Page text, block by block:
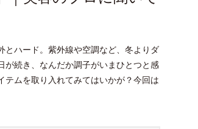
とハード。紫外線や空調など、冬よりダ
が続き、なんだか調子がいまひとつと感
テムを取り入れてみてはいかが？今回は